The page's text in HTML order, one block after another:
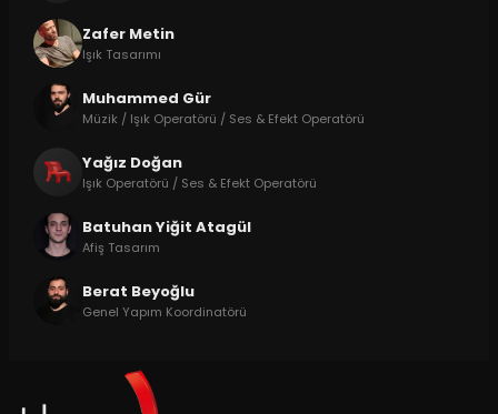
Zafer Metin
Işık Tasarımı
Muhammed Gür
Müzik / Işık Operatörü / Ses & Efekt Operatörü
Yağız Doğan
Işık Operatörü / Ses & Efekt Operatörü
Batuhan Yiğit Atagül
Afiş Tasarım
Berat Beyoğlu
Genel Yapım Koordinatörü